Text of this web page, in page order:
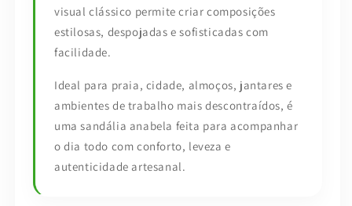
visual clássico permite criar composições
estilosas, despojadas e sofisticadas com
facilidade.
Ideal para praia, cidade, almoços, jantares e
ambientes de trabalho mais descontraídos, é
uma sandália anabela feita para acompanhar
o dia todo com conforto, leveza e
autenticidade artesanal.